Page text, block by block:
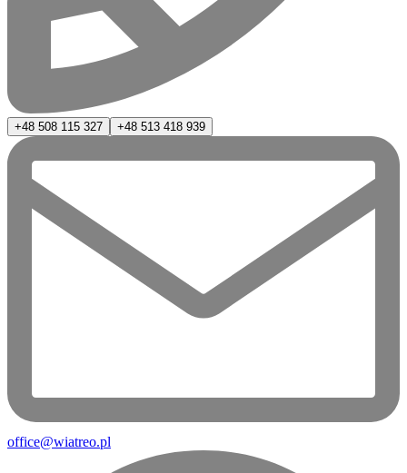
+48 508 115 327 +48 513 418 939
office@wiatreo.pl